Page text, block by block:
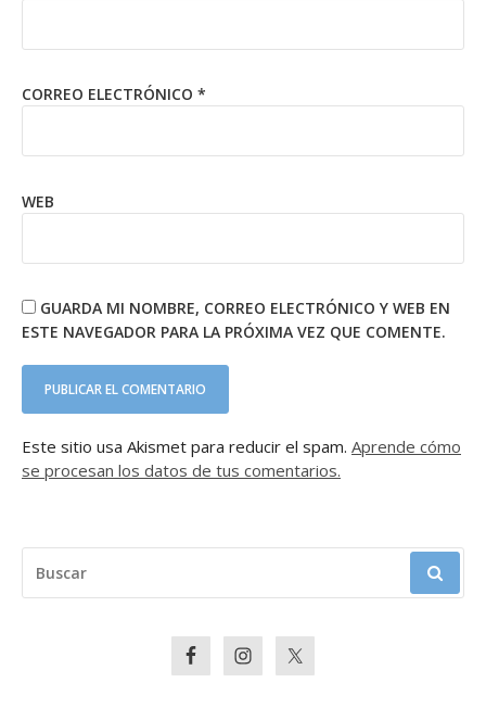
CORREO ELECTRÓNICO *
WEB
GUARDA MI NOMBRE, CORREO ELECTRÓNICO Y WEB EN
ESTE NAVEGADOR PARA LA PRÓXIMA VEZ QUE COMENTE.
Este sitio usa Akismet para reducir el spam. Aprende cómo
se procesan los datos de tus comentarios.